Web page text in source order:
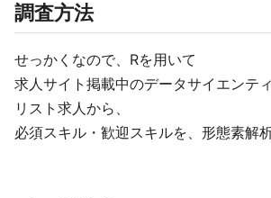
調査方法
せっかくなので、Rを用いて
求人サイト掲載中のデータサイエンテ
リスト求人から、
必須スキル・歓迎スキルを、形態素解